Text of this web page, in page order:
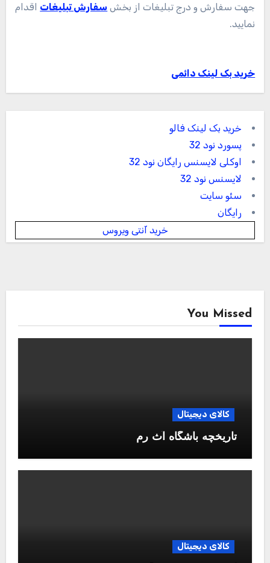
جهت سفارش و درج تبلیغات از بخش سفارش تبلیغات اقدام
نمایید.
خرید بک لینک دائمی
خرید بک لینک فالو
پسورد نود 32
اوکلی لایسنس رایگان نود 32
لایسنس نود 32
سئو سایت
رایگان
خرید آنتی ویروس
You Missed
کالای دیجیتال
تاریخچه باشگاه آث رم
کالای دیجیتال